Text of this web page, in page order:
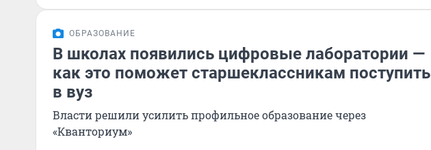
ОБРАЗОВАНИЕ
В школах появились цифровые лаборатории —
как это поможет старшеклассникам поступить
в вуз
Власти решили усилить профильное образование через
«Кванториум»